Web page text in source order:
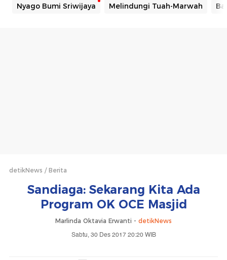
Nyago Bumi Sriwijaya Melindungi Tuah-Marwah
detikNews Berita
Sandiaga: Sekarang Kita Ada
Program OK OCE Masjid
Marlinda Oktavia Erwanti - detikNews
Sabtu, 30 Des 2017 20:20 WIB